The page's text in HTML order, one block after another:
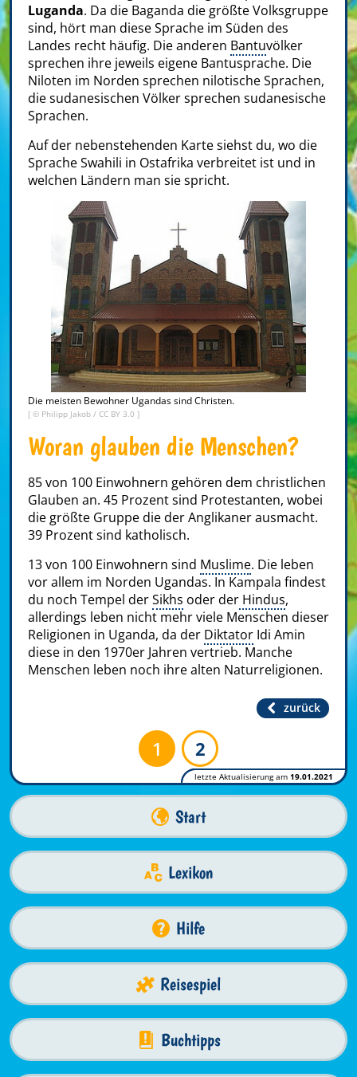
Luganda. Da die Baganda die größte Volksgruppe
sind, hört man diese Sprache im Süden des
Landes recht häufig. Die anderen Bantuvölker
sprechen ihre jeweils eigene Bantusprache. Die
Niloten im Norden sprechen nilotische Sprachen,
die sudanesischen Völker sprechen sudanesische
Sprachen.
Auf der nebenstehenden Karte siehst du, wo die
Sprache Swahili in Ostafrika verbreitet ist und in
welchen Ländern man sie spricht.
Die meisten Bewohner Ugandas sind Christen.
[ © Philipp Jakob / CC BY 3.0 ]
Woran glauben die Menschen?
85 von 100 Einwohnern gehören dem christlichen
Glauben an. 45 Prozent sind Protestanten, wobei
die größte Gruppe die der Anglikaner ausmacht.
39 Prozent sind katholisch.
13 von 100 Einwohnern sind Muslime. Die leben
vor allem im Norden Ugandas. In Kampala findest
du noch Tempel derSikhs oder der Hindus,
allerdings leben nicht mehr viele Menschen dieser
Religionen in Uganda, da der Diktator Idi Amin
diese in den 1970er Jahren vertrieb. Manche
Menschen leben noch ihre alten Naturreligionen.
zurück
1 2
letzte Aktualisierung am 19.01.2021
Start
Lexikon
Hilfe
Reisespiel
Buchtipps